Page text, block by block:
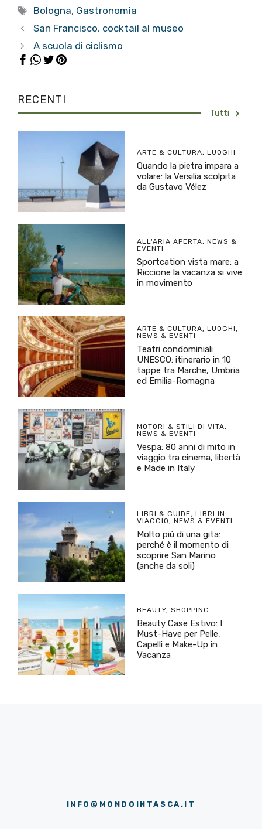
Tag
Bologna, Gastronomia
San Francisco, cocktail al museo
A scuola di ciclismo
RECENTI
Tutti
ARTE & CULTURA, LUOGHI
Quando la pietra impara a
volare: la Versilia scolpita
da Gustavo Vélez
ALL'ARIA APERTA, NEWS &
EVENTI
Sportcation vista mare: a
Riccione la vacanza si vive
in movimento
ARTE & CULTURA, LUOGHI,
NEWS & EVENTI
Teatri condominiali
UNESCO: itinerario in 10
tappe tra Marche, Umbria
ed Emilia-Romagna
MOTORI & STILI DI VITA,
NEWS & EVENTI
Vespa: 80 anni di mito in
viaggio tra cinema, libertà
e Made in Italy
LIBRI & GUIDE, LIBRI IN
VIAGGIO, NEWS & EVENTI
Molto più di una gita:
perché è il momento di
scoprire San Marino
(anche da soli)
BEAUTY, SHOPPING
Beauty Case Estivo: I
Must-Have per Pelle,
Capelli e Make-Up in
Vacanza
INFO@MONDOINTASCA.IT